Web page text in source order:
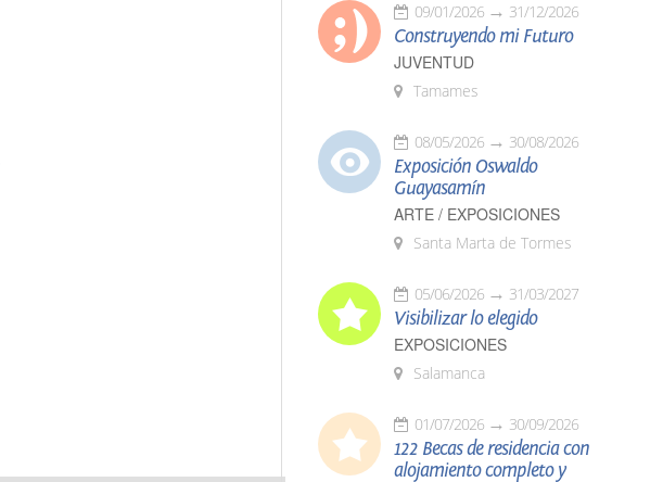
09/01/2026 31/12/2026
Construyendo mi Futuro
JUVENTUD
Tamames
08/05/2026 30/08/2026
Exposición Oswaldo
Guayasamín
ARTE / EXPOSICIONES
Santa Marta de Tormes
05/06/2026 31/03/2027
Visibilizar lo elegido
EXPOSICIONES
Salamanca
01/07/2026 30/09/2026
122 Becas de residencia con
alojamiento completo y